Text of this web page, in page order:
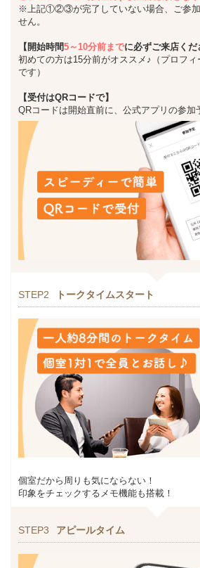
※上記①②③が完了していない場合、ご参加
せん。
【開始時間5～10分前までに必ずご来店くだ
初めての方は15分前がオススメ♪（プロフ
です）
【受付はQRコードで】
QRコードは開始直前に、公式アプリの参加
STEP2 トークタイムスタート
個室だから周りも気にならない！
印象をチェックするメモ機能も搭載！
STEP3 アピールタイム